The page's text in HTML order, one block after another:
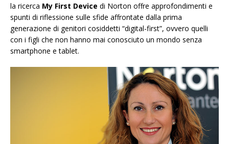
la ricerca My First Device di Norton offre approfondimenti e
spunti di riflessione sulle sfide affrontate dalla prima
generazione di genitori cosiddetti “digital-first”, ovvero quelli
con i figli che non hanno mai conosciuto un mondo senza
smartphone e tablet.